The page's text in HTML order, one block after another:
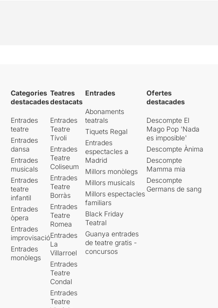
Categories
destacades
Entrades
teatre
Entrades
dansa
Entrades
musicals
Entrades
teatre
infantil
Entrades
òpera
Entrades
improvisació
Entrades
monòlegs
Teatres
destacats
Entrades
Teatre
Tívoli
Entrades
Teatre
Coliseum
Entrades
Teatre
Borràs
Entrades
Teatre
Romea
Entrades
La
Villarroel
Entrades
Teatre
Condal
Entrades
Teatre
Entrades
Abonaments
teatrals
Tiquets Regal
Entrades
espectacles a
Madrid
Millors monòlegs
Millors musicals
Millors espectacles
familiars
Black Friday
Teatral
Guanya entrades
de teatre gratis -
concursos
Ofertes
destacades
Descompte El
Mago Pop 'Nada
es imposible'
Descompte Ànima
Descompte
Mamma mia
Descompte
Germans de sang